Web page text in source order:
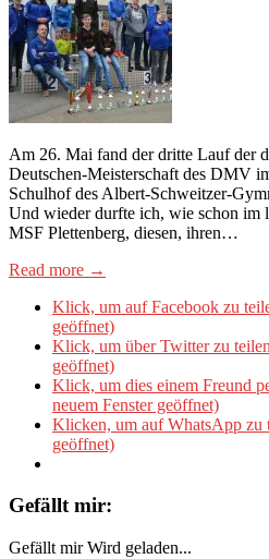
Am 26. Mai fand der dritte Lauf der
Deutschen-Meisterschaft des DMV
Schulhof des Albert-Schweitzer-
Und wieder durfte ich, wie schon im
MSF Plettenberg, diesen, ihren…
Read more →
Klick, um auf Facebook zu
geöffnet)
Klick, um über Twitter zu
geöffnet)
Klick, um dies einem Freund
neuem Fenster geöffnet)
Klicken, um auf WhatsApp zu
geöffnet)
Gefällt mir:
Gefällt mir Wird geladen...